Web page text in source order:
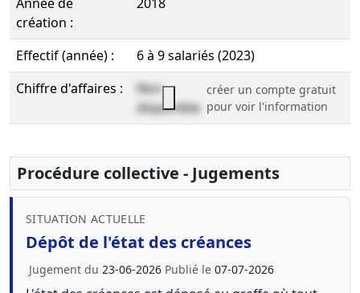
création :
Effectif (année) :
6 à 9 salariés (2023)
Chiffre d'affaires :
Non
disponible
créer un compte gratuit
pour voir l'information
Procédure collective - Jugements
SITUATION ACTUELLE
Dépôt de l'état des créances
Jugement du 23-06-2026 Publié le 07-07-2026